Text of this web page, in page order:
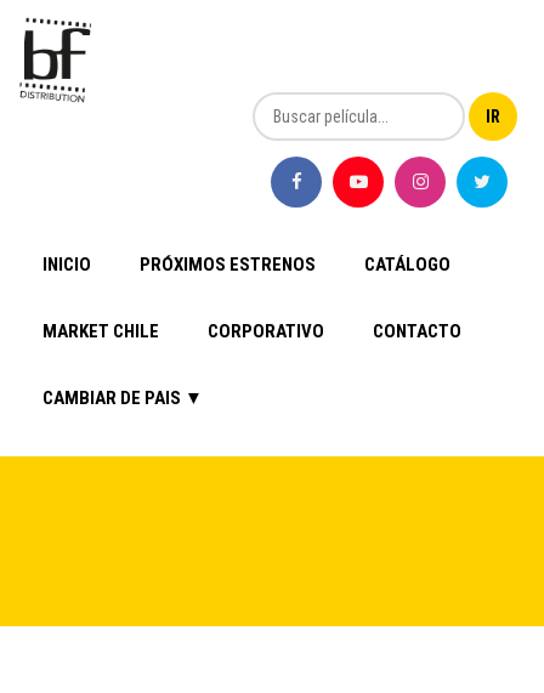
INICIO PRÓXIMOS ESTRENOS CATÁLOGO
MARKET CHILE CORPORATIVO CONTACTO
CAMBIAR DE PAIS ▼